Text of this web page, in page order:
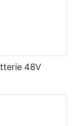
48V